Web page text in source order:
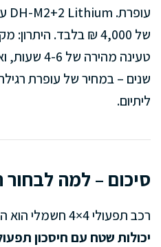
שנים – במחיר של עופרת
ליתיום.
סיכום – למה לבחור רכב 4×4
רכב תפעולי 4×4 חשמלי הוא ההשקעה החכמה למי שצריך
יכולות שטח עם חיסכון